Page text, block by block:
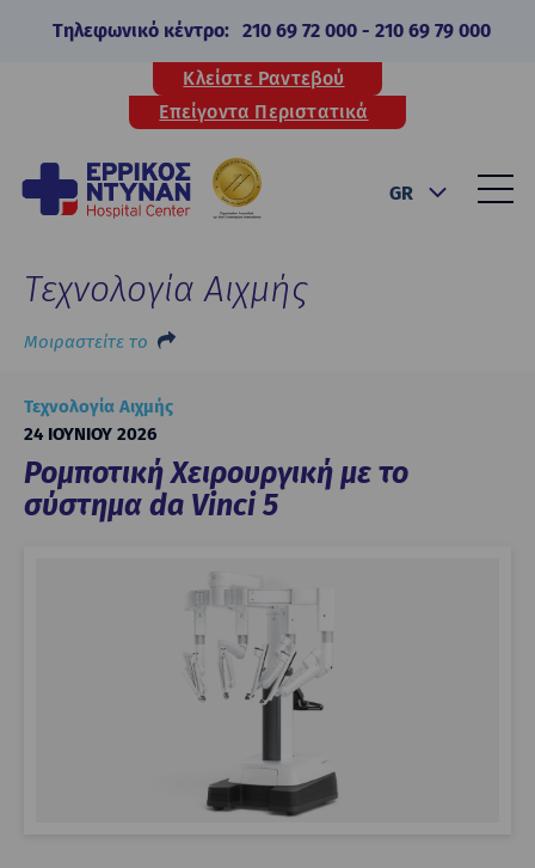
Τηλεφωνικό κέντρο: 210 69 72 000- 210 69 79 000
Κλείστε Ραντεβού
Επείγοντα Περιστατικά
GR
Τεχνολογία Αιχμής
Μοιραστείτε το
Τεχνολογία Αιχμής
24 ΙΟΥΝΙΟΥ 2026
Ρομποτική Χειρουργική με το
σύστημα da Vinci 5